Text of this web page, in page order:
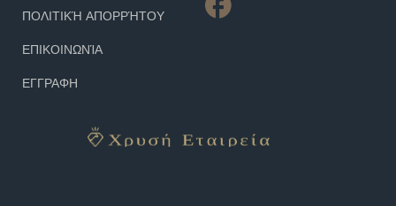
ΠΟΛΙΤΙΚΉ ΑΠΟΡΡΉΤΟΥ
ΕΠΙΚΟΙΝΩΝΊΑ
ΕΓΓΡΑΦΗ